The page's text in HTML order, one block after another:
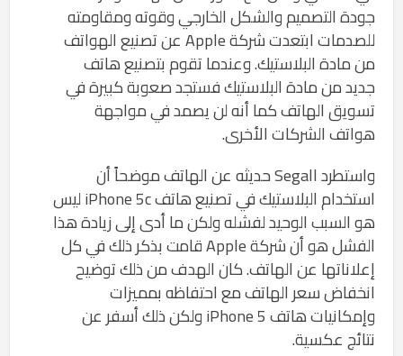
جودة التصميم والشكل الخارجي وقوته ومقاومته
للصدمات ابتعدت شركة Apple عن تصنيع الهواتف
من مادة البلاستيك. وعندما تقوم بتصنيع هاتف
جديد من مادة البلاستيك فستجد صعوبة كبيرة في
تسويق الهاتف كما أنه لن يصمد في مواجهة
هواتف الشركات الأخرى.
واستطرد Segall حديثه عن الهاتف موضحاً أن
استخدام البلاستيك في تصنيع هاتف iPhone 5c ليس
هو السبب الوحيد لفشله ولكن ما أدى إلى زيادة هذا
الفشل هو أن شركة Apple قامت بذكر ذلك في كل
إعلاناتها عن الهاتف. كان الهدف من ذلك توضيح
انخفاض سعر الهاتف مع احتفاظه بمميزات
وإمكانيات هاتف iPhone 5 ولكن ذلك أسفر عن
نتائج عكسية.